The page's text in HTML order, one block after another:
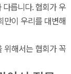
릅니다. 협회가 우
만이 우리를 대변해
위해서는 협회가 꼭